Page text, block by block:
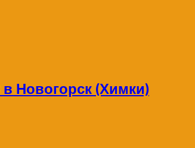
Новогорск (Химки)